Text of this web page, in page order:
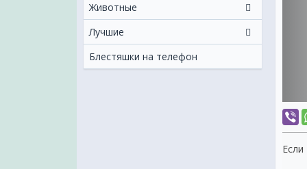
Животные
Лучшие
Блестяшки на телефон